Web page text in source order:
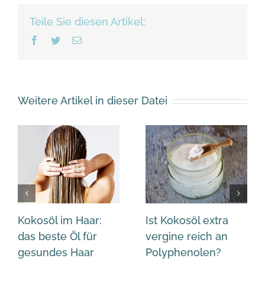
Teile Sie diesen Artikel:
Facebook
TwitterEmail
Weitere Artikel in dieser Datei
Kokosöl im Haar:
das beste Öl für
gesundes Haar
Ist Kokosöl extra
vergine reich an
Polyphenolen?